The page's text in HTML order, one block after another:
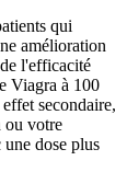
qui
amélioration
l'efficacité
Viagra à 100
secondaire,
ou votre
dose plus